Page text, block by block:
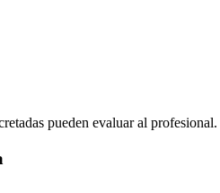
pueden evaluar al profesional.